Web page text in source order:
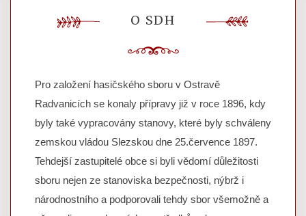
O SDH
Pro založení hasičského sboru v Ostravě
Radvanicích se konaly přípravy již v roce 1896, kdy
byly také vypracovány stanovy, které byly schváleny
zemskou vládou Slezskou dne 25.července 1897.
Tehdejší zastupitelé obce si byli vědomí důležitosti
sboru nejen ze stanoviska bezpečnosti, nýbrž i
národnostního a podporovali tehdy sbor všemožně a